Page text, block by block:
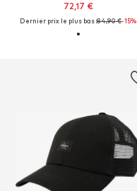
72,17 €
Dernier prix le plus bas :84,90 €-15%